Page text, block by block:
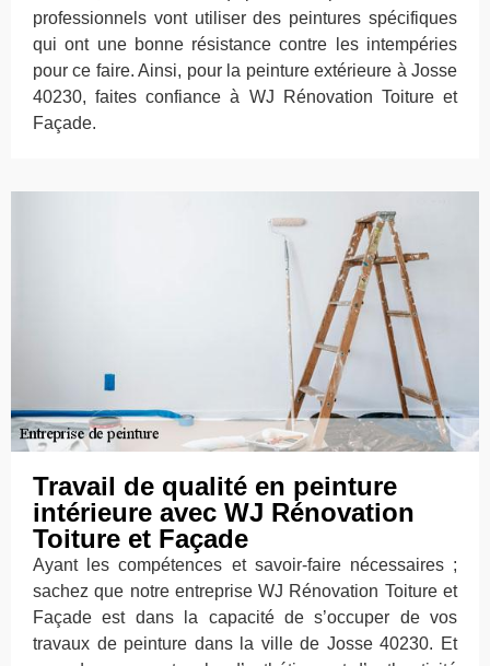
professionnels vont utiliser des peintures spécifiques
qui ont une bonne résistance contre les intempéries
pour ce faire. Ainsi, pour la peinture extérieure à Josse
40230, faites confiance à WJ Rénovation Toiture et
Façade.
Travail de qualité en peinture
intérieure avec WJ Rénovation
Toiture et Façade
Ayant les compétences et savoir-faire nécessaires ;
sachez que notre entreprise WJ Rénovation Toiture et
Façade est dans la capacité de s’occuper de vos
travaux de peinture dans la ville de Josse 40230. Et